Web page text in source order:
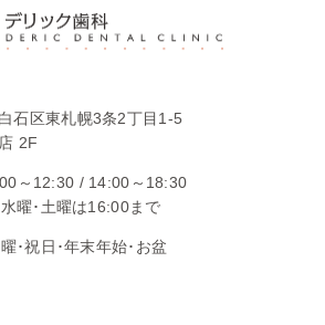
石区東札幌3条2丁目1-5
2F
～12:30 / 14:00～18:30
曜･土曜は16:00まで
曜･祝日･年末年始･お盆